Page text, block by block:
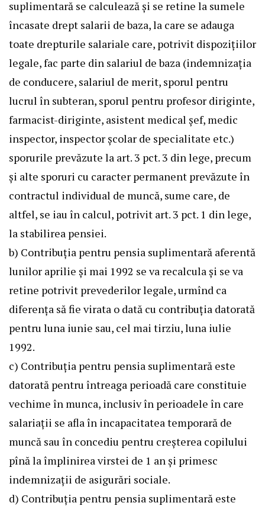
suplimentară se calculează şi se retine la sumele
încasate drept salarii de baza, la care se adauga
toate drepturile salariale care, potrivit dispoziţiilor
legale, fac parte din salariul de baza (indemnizaţia
de conducere, salariul de merit, sporul pentru
lucrul în subteran, sporul pentru profesor diriginte,
farmacist-diriginte, asistent medical şef, medic
inspector, inspector şcolar de specialitate etc.)
sporurile prevăzute la art. 3 pct. 3 din lege, precum
şi alte sporuri cu caracter permanent prevăzute în
contractul individual de muncă, sume care, de
altfel, se iau în calcul, potrivit art. 3 pct. 1 din lege,
la stabilirea pensiei.
b) Contribuţia pentru pensia suplimentară aferentă
lunilor aprilie şi mai 1992 se va recalcula şi se va
retine potrivit prevederilor legale, urmînd ca
diferenţa să fie virata o dată cu contribuţia datorată
pentru luna iunie sau, cel mai tirziu, luna iulie
1992.
c) Contribuţia pentru pensia suplimentară este
datorată pentru întreaga perioadă care constituie
vechime în munca, inclusiv în perioadele în care
salariaţii se afla în incapacitatea temporară de
muncă sau în concediu pentru creşterea copilului
pînă la împlinirea virstei de 1 an şi primesc
indemnizaţii de asigurări sociale.
d) Contribuţia pentru pensia suplimentară este